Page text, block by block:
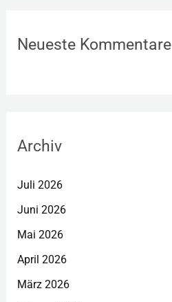
Neueste Kommentare
Archiv
Juli 2026
Juni 2026
Mai 2026
April 2026
März 2026